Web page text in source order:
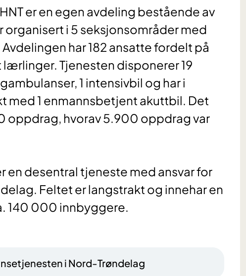
er en egen avdeling bestående av
organisert i 5 seksjonsområder med
har 182 ansatte fordelt på
lærlinger. Tjenesten disponerer 19
1 intensivbil og har i
med 1 enmannsbetjent akuttbil. Det
oppdrag, hvorav 5.900 oppdrag var
en desentral tjeneste med ansvar for
Feltet er langstrakt og innehar en
i Nord-Trøndelag